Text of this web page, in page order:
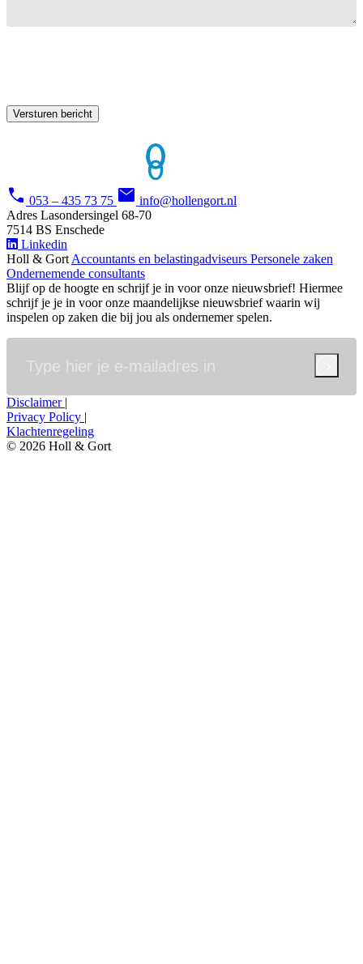
Versturen bericht
call 053 – 435 73 75 email info@hollengort.nl
Adres Lasondersingel 68-70
7514 BS Enschede
Linkedin
Holl & GortAccountants en belastingadviseurs Personele zaken
Ondernemende consultants
Blijf op de hoogte en schrijf je in voor onze nieuwsbrief! Hiermee
schrijf je je in voor onze maandelijkse nieuwsbrief waarin wij
inspelen op zaken die bij jou als ondernemer spelen.
Disclaimer
Privacy Policy
Klachtenregeling
© 2026 Holl & Gort